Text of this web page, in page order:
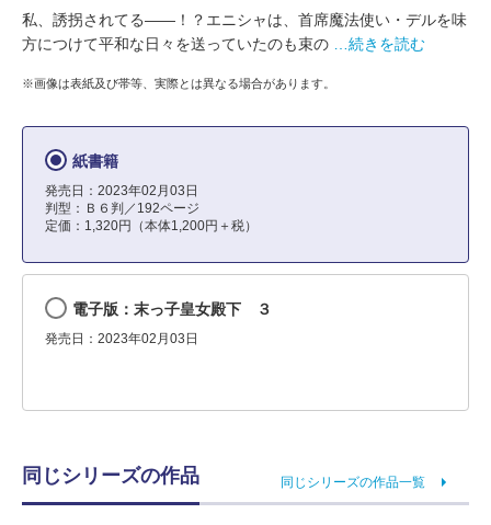
私、誘拐されてる――！？エニシャは、首席魔法使い・デルを味
方につけて平和な日々を送っていたのも束の
…続きを読む
※画像は表紙及び帯等、実際とは異なる場合があります。
紙書籍
発売日：2023年02月03日
判型：Ｂ６判／192ページ
定価：1,320円（本体1,200円＋税）
電子版：末っ子皇女殿下 ３
発売日：2023年02月03日
同じシリーズの作品 同じシリーズの作品一覧